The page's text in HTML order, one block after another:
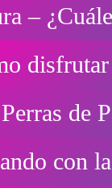
–
de
con